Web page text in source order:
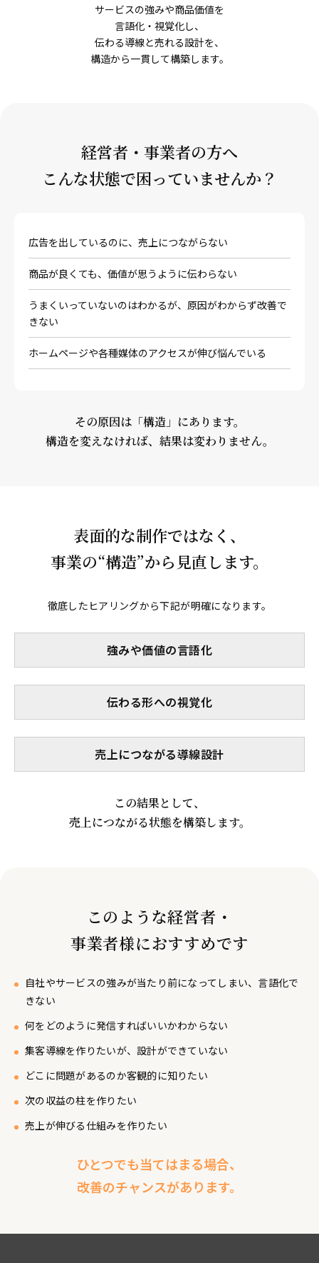
サービスの強みや商品価値を
言語化・視覚化し、
伝わる導線と売れる設計を、
構造から一貫して構築します。
経営者・事業者の方へ
こんな状態で困っていませんか？
広告を出しているのに、売上につながらない
商品が良くても、価値が思うように伝わらない
うまくいっていないのはわかるが、原因がわからず改善で
きない
ホームページや各種媒体のアクセスが伸び悩んでいる
その原因は「構造」にあります。
構造を変えなければ、結果は変わりません。
表面的な制作ではなく、
事業の“構造”から見直します。
徹底したヒアリングから下記が明確になります。
強みや価値の言語化
伝わる形への視覚化
売上につながる導線設計
この結果として、
売上につながる状態を構築します。
このような経営者・
事業者様におすすめです
自社やサービスの強みが当たり前になってしまい、言語化で
きない
何をどのように発信すればいいかわからない
集客導線を作りたいが、設計ができていない
どこに問題があるのか客観的に知りたい
次の収益の柱を作りたい
売上が伸びる仕組みを作りたい
ひとつでも当てはまる場合、
改善のチャンスがあります。